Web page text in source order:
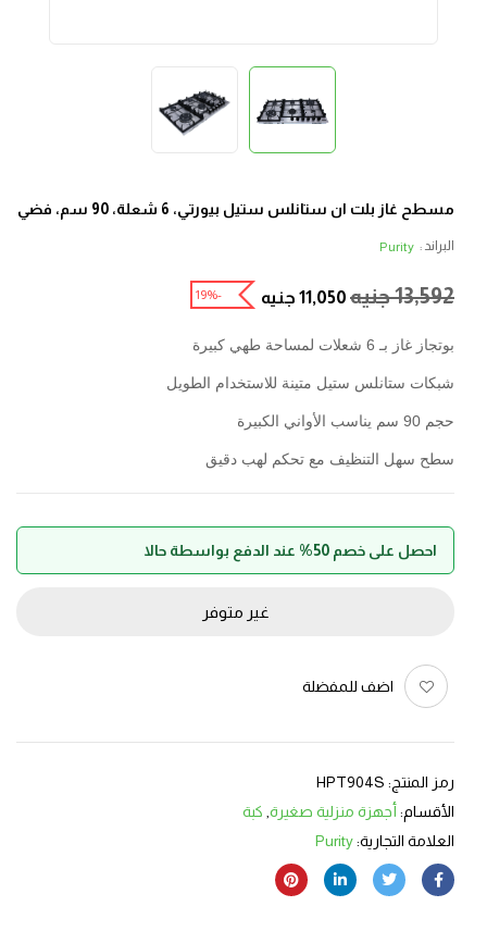
مسطح غاز بلت ان ستانلس ستيل بيورتي، 6 شعلة، 90 سم، فضي
البراند : Purity
13,592جنيه 11,050 جنيه -19%
بوتجاز غاز بـ 6 شعلات لمساحة طهي كبيرة
شبكات ستانلس ستيل متينة للاستخدام الطويل
حجم 90 سم يناسب الأواني الكبيرة
سطح سهل التنظيف مع تحكم لهب دقيق
احصل على خصم 50% عند الدفع بواسطة حالا
غير متوفر
اضف للمفضلة
رمز المنتج: HPT904S
الأقسام: أجهزة منزلية صغيرة كبة
العلامة التجارية:Purity